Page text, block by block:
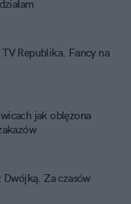
Republika. Fancy na
jak oblężona
Dwójką. Za czasów